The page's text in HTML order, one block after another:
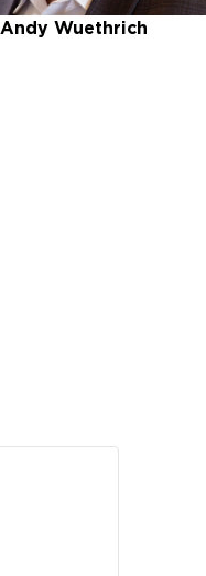
Andy Wuethrich